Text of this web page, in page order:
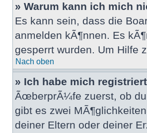
» Warum kann ich mich
Es kann sein, dass die
anmelden kÃ¶nnen. Es
gesperrt wurden. Um Hilfe
Nach oben
» Ich habe mich
ÃœberprÃ¼fe zuerst, ob du
gibt es zwei
deiner Eltern oder deiner